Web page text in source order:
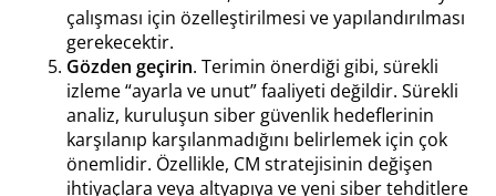
çalışması için özelleştirilmesi ve yapılandırılması
gerekecektir.
Gözden geçirin. Terimin önerdiği gibi, sürekli
izleme “ayarla ve unut” faaliyeti değildir. Sürekli
analiz, kuruluşun siber güvenlik hedeflerinin
karşılanıp karşılanmadığını belirlemek için çok
önemlidir. Özellikle, CM stratejisinin değişen
ihtiyaçlara veya altyapıya ve yeni siber tehditlere